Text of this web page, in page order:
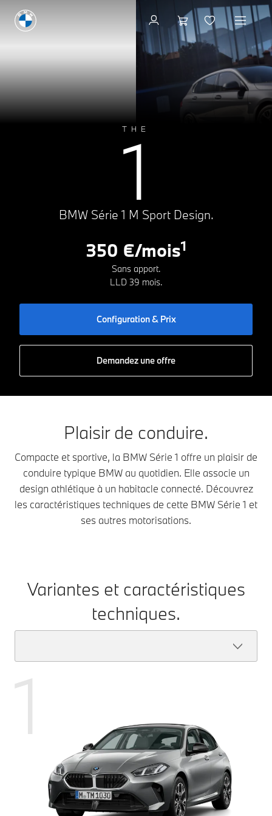
C
130 g CO₂/km
THE
1
BMW Série 1 M Sport Design.
350 €/mois1
Sans apport.
LLD 39 mois.
Configuration & Prix
Demandez une offre
Configuration & Prix
Plaisir de conduire.
Compacte et sportive, la BMW Série 1 offre un plaisir de
conduire typique BMW au quotidien. Elle associe un
design athlétique à un habitacle connecté. Découvrez
les caractéristiques techniques de cette BMW Série 1 et
ses autres motorisations.
Variantes et caractéristiques
techniques.
1